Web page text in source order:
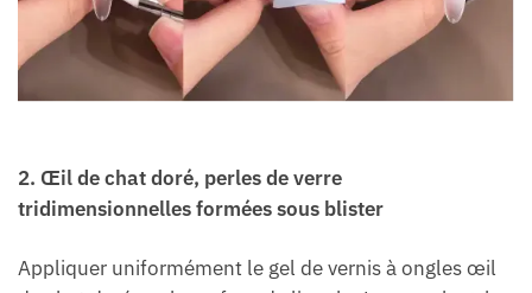
2. Œil de chat doré, perles de verre
tridimensionnelles formées sous blister
Appliquer uniformément le gel de vernis à ongles œil